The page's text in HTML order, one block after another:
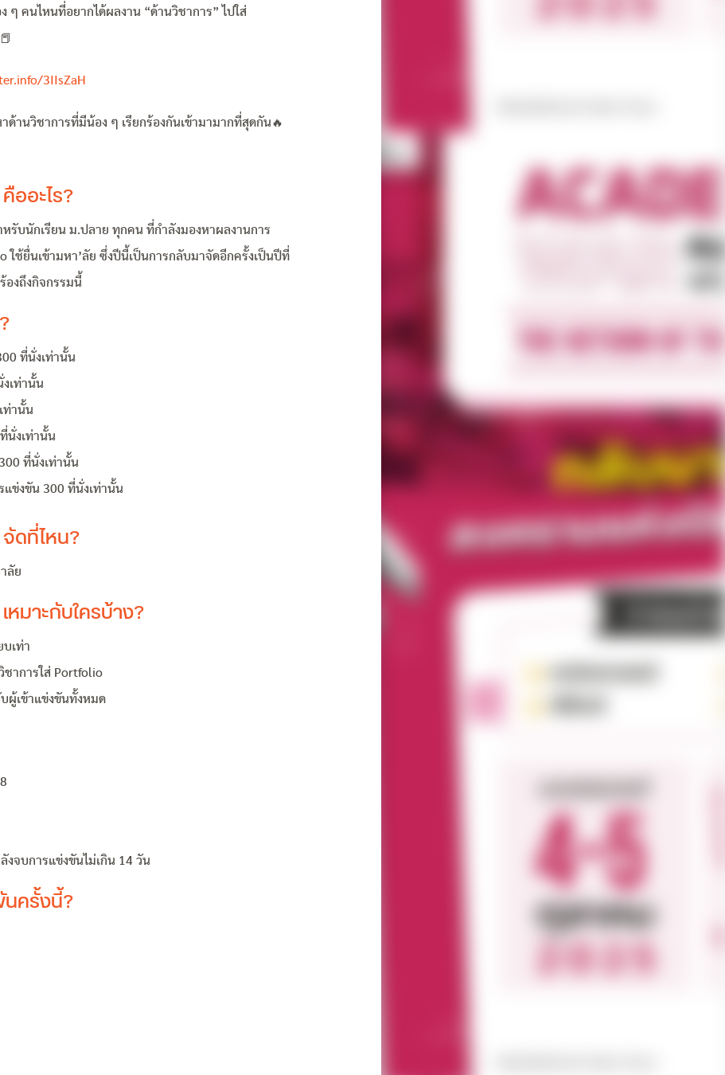
ๆ คนไหนที่อยากได้ผลงาน “ด้านวิชาการ” ไปใส่
3IIsZaH
านวิชาการที่มีน้อง ๆ เรียกร้องกันเข้ามามากที่สุดกัน🔥
ออะไร?
รับนักเรียน ม.ปลาย ทุกคน ที่กำลังมองหาผลงานการ
ใช้ยื่นเข้ามหา’ลัย ซึ่งปีนี้เป็นการกลับมาจัดอีกครั้งเป็นปีที่
องถึงกิจกรรมนี้
ที่นั่งเท่านั้น
เท่านั้น
ท่านั้น
นั่งเท่านั้น
ที่นั่งเท่านั้น
แข่งขัน 300 ที่นั่งเท่านั้น
ดที่ไหน?
ลัย
มาะกับใครบ้าง?
เท่า
ชาการใส่ Portfolio
ผู้เข้าแข่งขันทั้งหมด
งจบการแข่งขันไม่เกิน 14 วัน
ครั้งนี้?